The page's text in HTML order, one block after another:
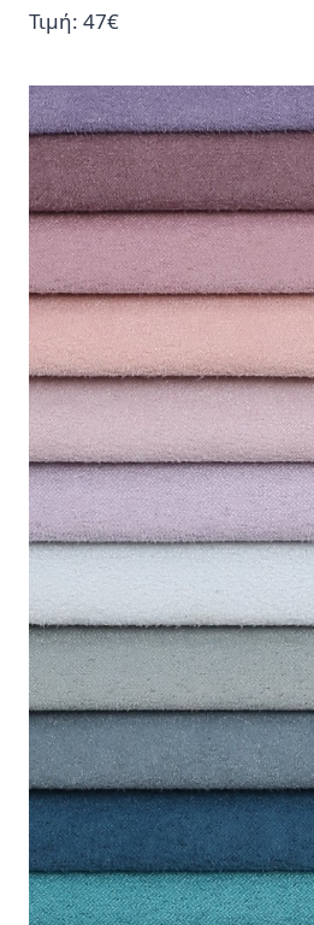
Τιμή: 47€